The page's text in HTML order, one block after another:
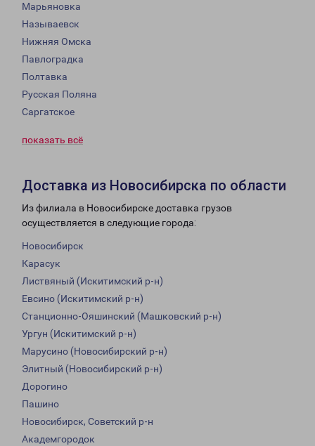
Марьяновка
Называевск
Нижняя Омска
Павлоградка
Полтавка
Русская Поляна
Саргатское
показать всё
Доставка из Новосибирска по области
Из филиала в Новосибирске доставка грузов
осуществляется в следующие города:
Новосибирск
Карасук
Листвяный (Искитимский р-н)
Евсино (Искитимский р-н)
Станционно-Ояшинский (Машковский р-н)
Ургун (Искитимский р-н)
Марусино (Новосибирский р-н)
Элитный (Новосибирский р-н)
Дорогино
Пашино
Новосибирск, Советский р-н
Академгородок